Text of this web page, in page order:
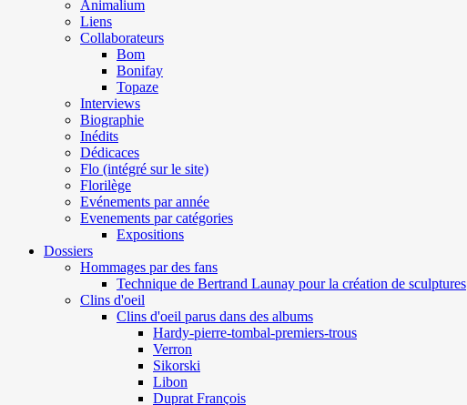
Animalium
Liens
Collaborateurs
Bom
Bonifay
Topaze
Interviews
Biographie
Inédits
Dédicaces
Flo (intégré sur le site)
Florilège
Evénements par année
Evenements par catégories
Expositions
Dossiers
Hommages par des fans
Technique de Bertrand Launay pour la création de sculptures
Clins d'oeil
Clins d'oeil parus dans des albums
Hardy-pierre-tombal-premiers-trous
Verron
Sikorski
Libon
Duprat François